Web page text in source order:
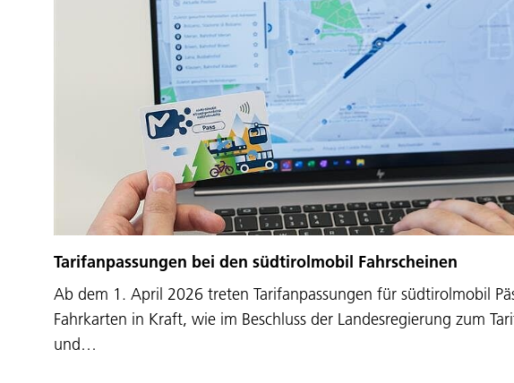
Tarifanpassungen bei den südtirolmobil Fahrscheinen
Ab dem 1. April 2026 treten Tarifanpassungen für südtirolmobil
Fahrkarten in Kraft, wie im Beschluss der Landesregierung zum
und…